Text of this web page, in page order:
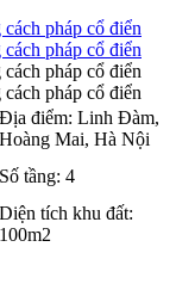
Địa điểm: Linh Đàm,
Hoàng Mai, Hà Nội
Số tầng: 4
Diện tích khu đất:
100m2